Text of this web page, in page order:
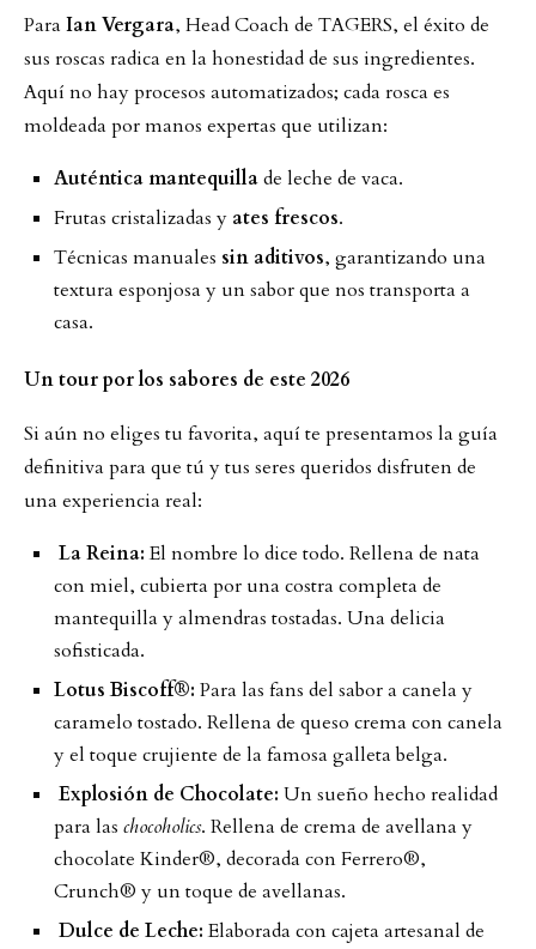
Para Ian Vergara, Head Coach de TAGERS, el éxito de
sus roscas radica en la honestidad de sus ingredientes.
Aquí no hay procesos automatizados; cada rosca es
moldeada por manos expertas que utilizan:
Auténtica mantequillade leche de vaca.
Frutas cristalizadas y ates frescos.
Técnicas manuales sin aditivos, garantizando una
textura esponjosa y un sabor que nos transporta a
casa.
Un tour por los sabores de este 2026
Si aún no eliges tu favorita, aquí te presentamos la guía
definitiva para que tú y tus seres queridos disfruten de
una experiencia real:
La Reina:El nombre lo dice todo. Rellena de nata
con miel, cubierta por una costra completa de
mantequilla y almendras tostadas. Una delicia
sofisticada.
Lotus Biscoff®: Para las fans del sabor a canela y
caramelo tostado. Rellena de queso crema con canela
y el toque crujiente de la famosa galleta belga.
Explosión de Chocolate: Un sueño hecho realidad
para las chocoholics. Rellena de crema de avellana y
chocolate Kinder®, decorada con Ferrero®,
Crunch® y un toque de avellanas.
Dulce de Leche:Elaborada con cajeta artesanal de